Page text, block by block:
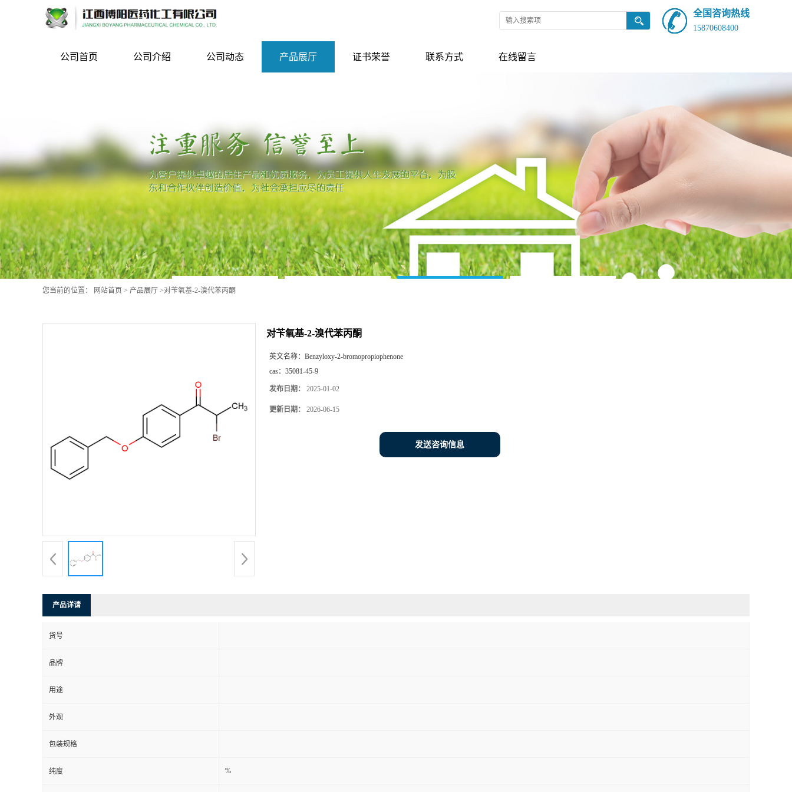
全国咨询热线
15870608400
公司首页 公司介绍 公司动态 产品展厅 证书荣誉 联系方式 在线留言
您当前的位置： 网站首页 > 产品展厅 >对苄氧基-2-溴代苯丙酮
对苄氧基-2-溴代苯丙酮
英文名称： Benzyloxy-2-bromopropiophenone
cas： 35081-45-9
发布日期： 2025-01-02
更新日期： 2026-06-15
发送咨询信息
产品详请
货号
品牌
用途
外观
包装规格
纯度 %